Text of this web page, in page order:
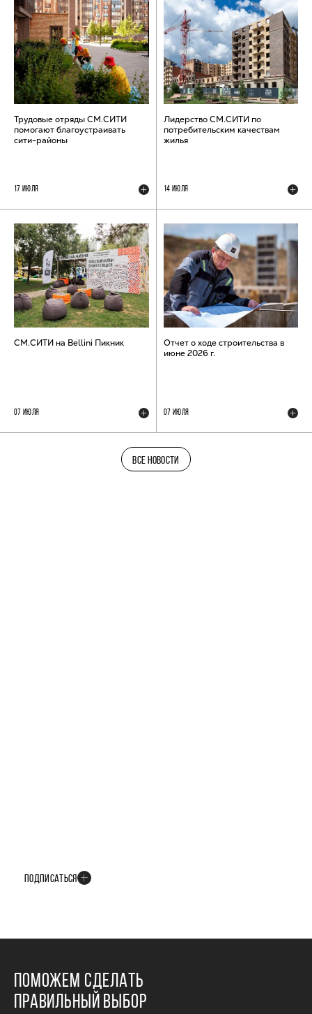
Трудовые отряды СМ.СИТИ
помогают благоустраивать
сити-районы
17 ИЮЛЯ
Лидерство СМ.СИТИ по
потребительским качествам
жилья
14 ИЮЛЯ
СМ.СИТИ на Bellini Пикник
07 ИЮЛЯ
Отчет о ходе строительства в
июне 2026 г.
07 ИЮЛЯ
ВСЕ НОВОСТИ
ПОДПИСАТЬСЯ
ПОМОЖЕМ СДЕЛАТЬ
ПРАВИЛЬНЫЙ ВЫБОР